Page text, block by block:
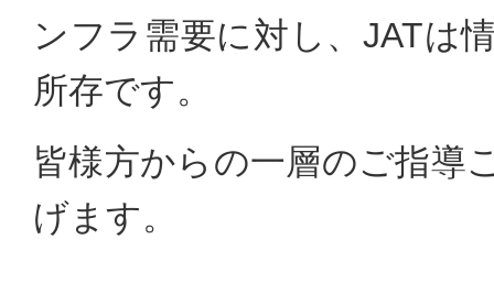
ンフラ需要に対し、JATは
所存です。
皆様方からの一層のご指導
げます。